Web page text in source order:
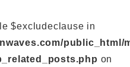
$excludeclause in
public_html/
on